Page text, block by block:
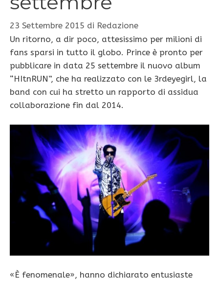
23 Settembre 2015 di Redazione
Un ritorno, a dir poco, attesissimo per milioni di
fans sparsi in tutto il globo. Prince è pronto per
pubblicare in data 25 settembre il nuovo album
“HItnRUN”, che ha realizzato con le 3rdeyegirl, la
band con cui ha stretto un rapporto di assidua
collaborazione fin dal 2014.
«È fenomenale», hanno dichiarato entusiaste